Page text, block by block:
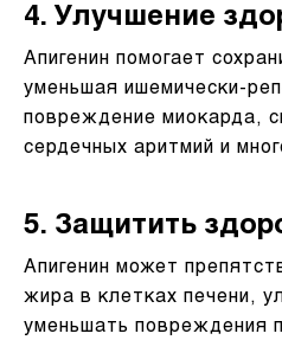
4. Улучшение
Апигенин помогает
уменьшая ишемически-
повреждение миокарда,
сердечных аритмий и
5. Защитить
Апигенин может
жира в клетках печени,
уменьшать повреждения